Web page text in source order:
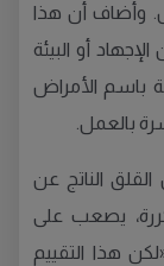
وأضاف أن هذا
أو البيئة
باسم الأمراض
بالعمل.
الناتج عن
يصعب على
هذا التقييم